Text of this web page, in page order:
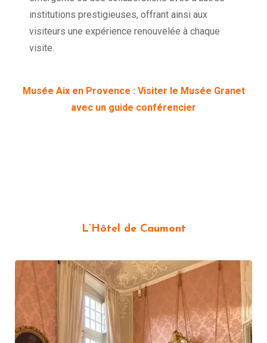
institutions prestigieuses, offrant ainsi aux
visiteurs une expérience renouvelée à chaque
visite.
Musée Aix en Provence : Visiter le Musée Granet
avec un guide conférencier
L’Hôtel de Caumont